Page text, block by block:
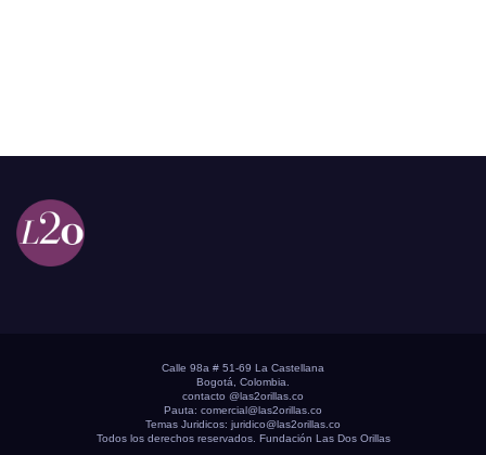
Calle 98a # 51-69 La Castellana
Bogotá, Colombia.
contacto @las2orillas.co
Pauta: comercial@las2orillas.co
Temas Juridicos: juridico@las2orillas.co
Todos los derechos reservados. Fundación Las Dos Orillas